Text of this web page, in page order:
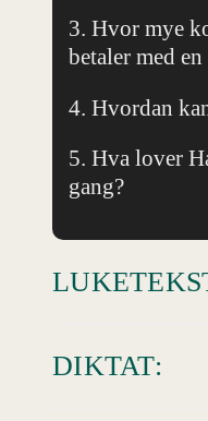
3. Hvor mye
betaler med en
4. Hvordan
5. Hva lover
gang?
DIKTAT: